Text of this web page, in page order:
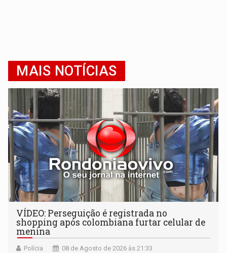
MAIS NOTÍCIAS
VÍDEO: Perseguição é registrada no
shopping após colombiana furtar celular de
menina
Polícia 08 de Agosto de 2026 às 21:33